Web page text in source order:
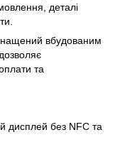
деталі
вбудованим
та
дисплей без NFC та